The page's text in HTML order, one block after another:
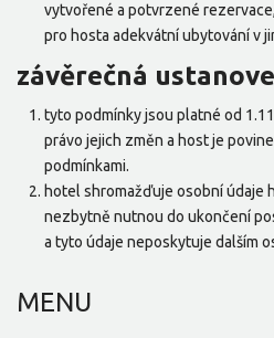
vytvořené a potvrzené
pro hosta adekvátní ubytování v
závěrečná
tyto podmínky jsou platné od
právo jejich změn a host je
podmínkami.
hotel shromažďuje osobní údaje
nezbytně nutnou do ukončení
a tyto údaje neposkytuje dalším
MENU